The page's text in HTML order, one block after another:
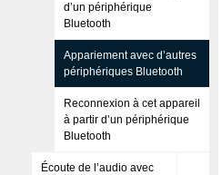
d’un périphérique
Bluetooth
Appariement avec d’autres
périphériques Bluetooth
Reconnexion à cet appareil
à partir d’un périphérique
Bluetooth
Écoute de l’audio avec